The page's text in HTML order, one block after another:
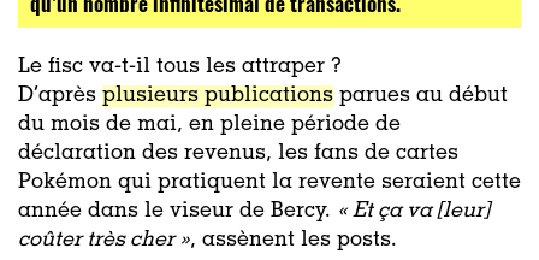
Le fisc va-t-il tous les attraper ?
D’après plusieurs publications parues au début
du mois de mai, en pleine période de
déclaration des revenus, les fans de cartes
Pokémon qui pratiquent la revente seraient cette
année dans le viseur de Bercy. « Et ça va [leur]
coûter très cher », assènent les posts.